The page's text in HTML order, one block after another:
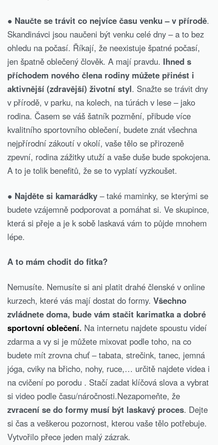
● Naučte se trávit co nejvíce času venku – v přírodě.
Skandinávci jsou naučeni být venku celé dny – a to bez
ohledu na počasí. Říkají, že neexistuje špatné počasí,
jen špatně oblečený člověk. A mají pravdu. Ihned s
příchodem nového člena rodiny můžete přinést i
aktivnější (zdravější) životní styl. Snažte se trávit dny
v přírodě, v parku, na kolech, na túrách v lese – jako
rodina. Časem se váš šatník pozmění, přibude více
kvalitního sportovního oblečení, budete znát všechna
nejpřírodní zákoutí v okolí, vaše tělo se přirozeně
zpevní, rodina zážitky utuží a vaše duše bude spokojena.
A to je tolik benefitů, že se to vyplatí vyzkoušet.
● Najděte si kamarádky – také maminky, se kterými se
budete vzájemně podporovat a pomáhat si. Ve skupince,
která si přeje a je k sobě laskavá vám to půjde mnohem
lépe.
A to mám chodit do fitka?
Nemusíte. Nemusíte si ani platit drahé členské v online
kurzech, které vás mají dostat do formy. Všechno
zvládnete doma, bude vám stačit karimatka a dobré
sportovní oblečení. Na internetu najdete spoustu videí
zdarma a vy si je můžete mixovat podle toho, na co
budete mít zrovna chuť – tabata, strečink, tanec, jemná
jóga, cviky na břicho, nohy, ruce,… určitě najdete videa i
na cvičení po porodu . Stačí zadat klíčová slova a vybrat
si video podle času/náročnosti.Nezapomeňte, že
zvracení se do formy musí být laskavý proces. Dejte
si čas a veškerou pozornost, kterou vaše tělo potřebuje.
Vytvořilo přece jeden malý zázrak.